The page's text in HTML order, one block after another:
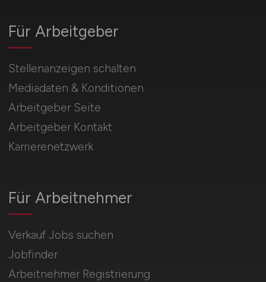
Für Arbeitnehmer
Verkauf Jobs suchen
Jobfinder
Arbeitnehmer Registrierung
Für Arbeitgeber
Stellenanzeigen schalten
Mediadaten & Konditionen
Arbeitgeber Seite
Arbeitgeber Kontakt
Karrierenetzwerk